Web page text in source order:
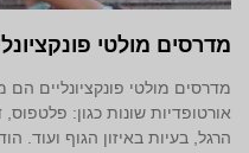
מדרסים מולטי
מדרסים מולטי פונקציונליים
אורטופדיות שונות כגון:
הרגל, בעיות באיזון הגוף ועוד.